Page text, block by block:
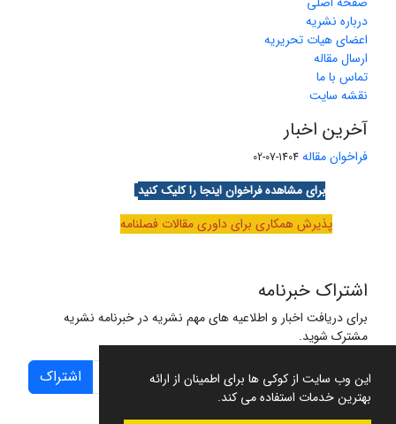
این وب سایت از کوکی ها برای اطمینان از ارائه
بهترین خدمات استفاده می کند.
درباره نشریه
اعضای هیات تحریریه
ارسال مقاله
تماس با ما
نقشه سایت
آخرین اخبار
فراخوان مقاله 1404-07-02
برای مشاهده فراخوان اینجا را کلیک کنید
پذیرش همکاری برای داوری مقالات فصلنامه
اشتراک خبرنامه
برای دریافت اخبار و اطلاعیه های مهم نشریه در خبرنامه نشریه
مشترک شوید.
اشتراک